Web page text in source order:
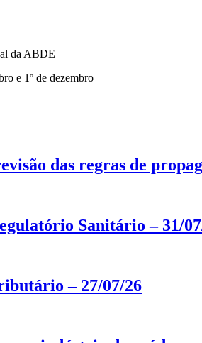
da ABDE
e 1º de dezembro
das regras de
Sanitário – 31/
– 27/07/26